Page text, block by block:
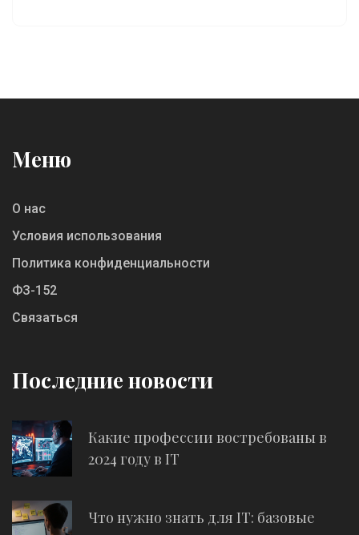
Меню
О нас
Условия использования
Политика конфиденциальности
ФЗ-152
Связаться
Последние новости
Какие профессии востребованы в
2024 году в IT
Что нужно знать для IT: базовые